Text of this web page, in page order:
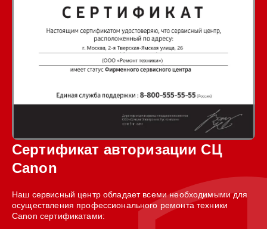
Сертификат авторизации СЦ
Canon
Наш сервисный центр обладает всеми необходимыми для
осуществления профессионального ремонта техники
Canon сертификатами: